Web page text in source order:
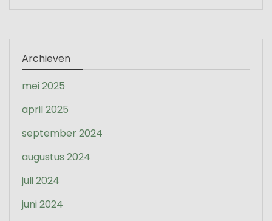
Archieven
mei 2025
april 2025
september 2024
augustus 2024
juli 2024
juni 2024